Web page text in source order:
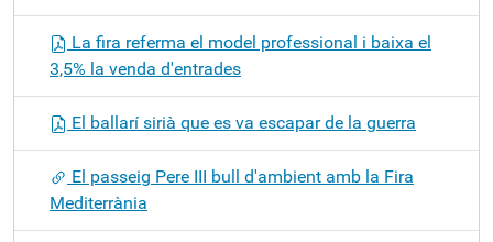
La fira referma el model professional i baixa el
3,5% la venda d'entrades
El ballarí sirià que es va escapar de la guerra
El passeig Pere III bull d'ambient amb la Fira
Mediterrània